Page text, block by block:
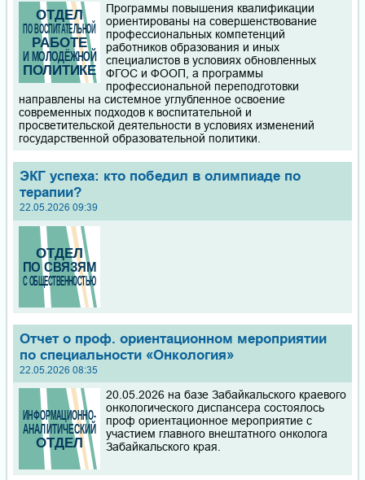
Программы повышения квалификации
ориентированы на совершенствование
профессиональных компетенций
работников образования и иных
специалистов в условиях обновленных
ФГОС и ФООП, а программы
профессиональной переподготовки
направлены на системное углубленное освоение
современных подходов к воспитательной и
просветительской деятельности в условиях изменений
государственной образовательной политики.
ЭКГ успеха: кто победил в олимпиаде по
терапии?
22.05.2026 09:39
Отчет о проф. ориентационном мероприятии
по специальности «Онкология»
22.05.2026 08:35
20.05.2026 на базе Забайкальского краевого
онкологического диспансера состоялось
проф ориентационное мероприятие с
участием главного внештатного онколога
Забайкальского края.